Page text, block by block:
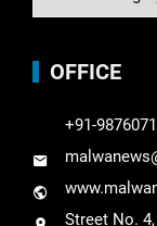
OFFICE
+91-
Street No.